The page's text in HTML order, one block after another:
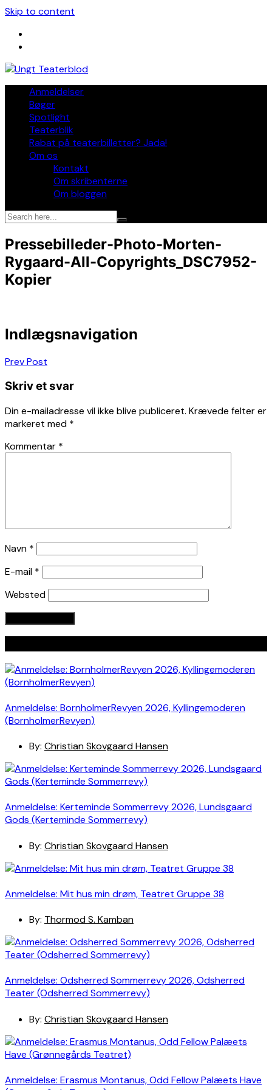
Skip to content
Anmeldelser
Bøger
Spotlight
Teaterblik
Rabat på teaterbilletter? Jada!
Om os
Kontakt
Om skribenterne
Om bloggen
Pressebilleder-Photo-Morten-
Rygaard-All-Copyrights_DSC7952-
Kopier
Indlægsnavigation
Prev Post
Skriv et svar
Din e-mailadresse vil ikke blive publiceret. Krævede felter er
markeret med *
Kommentar *
Navn *
E-mail *
Websted
Anmeldelse: BornholmerRevyen 2026, Kyllingemoderen
(BornholmerRevyen)
By: Christian Skovgaard Hansen
Anmeldelse: Kerteminde Sommerrevy 2026, Lundsgaard
Gods (Kerteminde Sommerrevy)
By: Christian Skovgaard Hansen
Anmeldelse: Mit hus min drøm, Teatret Gruppe 38
By: Thormod S. Kamban
Anmeldelse: Odsherred Sommerrevy 2026, Odsherred
Teater (Odsherred Sommerrevy)
By: Christian Skovgaard Hansen
Anmeldelse: Erasmus Montanus, Odd Fellow Palæets Have